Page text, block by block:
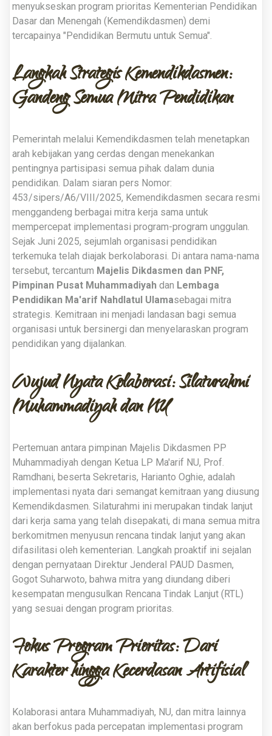
menyukseskan program prioritas Kementerian Pendidikan
Dasar dan Menengah (Kemendikdasmen) demi
tercapainya "Pendidikan Bermutu untuk Semua".
Langkah Strategis Kemendikdasmen:
Gandeng Semua Mitra Pendidikan
Pemerintah melalui Kemendikdasmen telah menetapkan
arah kebijakan yang cerdas dengan menekankan
pentingnya partisipasi semua pihak dalam dunia
pendidikan. Dalam siaran pers Nomor:
453/sipers/A6/VIII/2025, Kemendikdasmen secara resmi
menggandeng berbagai mitra kerja sama untuk
mempercepat implementasi program-program unggulan.
Sejak Juni 2025, sejumlah organisasi pendidikan
terkemuka telah diajak berkolaborasi. Di antara nama-nama
tersebut, tercantum Majelis Dikdasmen dan PNF,
Pimpinan Pusat Muhammadiyah dan Lembaga
Pendidikan Ma'arif Nahdlatul Ulamasebagai mitra
strategis. Kemitraan ini menjadi landasan bagi semua
organisasi untuk bersinergi dan menyelaraskan program
pendidikan yang dijalankan.
Wujud Nyata Kolaborasi: Silaturahmi
Muhammadiyah dan NU
Pertemuan antara pimpinan Majelis Dikdasmen PP
Muhammadiyah dengan Ketua LP Ma'arif NU, Prof.
Ramdhani, beserta Sekretaris, Harianto Oghie, adalah
implementasi nyata dari semangat kemitraan yang diusung
Kemendikdasmen. Silaturahmi ini merupakan tindak lanjut
dari kerja sama yang telah disepakati, di mana semua mitra
berkomitmen menyusun rencana tindak lanjut yang akan
difasilitasi oleh kementerian Langkah proaktif ini sejalan
dengan pernyataan Direktur Jenderal PAUD Dasmen,
Gogot Suharwoto, bahwa mitra yang diundang diberi
kesempatan mengusulkan Rencana Tindak Lanjut (RTL)
yang sesuai dengan program prioritas
Fokus Program Prioritas: Dari
Karakter hingga Kecerdasan Artifisial
Kolaborasi antara Muhammadiyah, NU, dan mitra lainnya
akan berfokus pada percepatan implementasi program